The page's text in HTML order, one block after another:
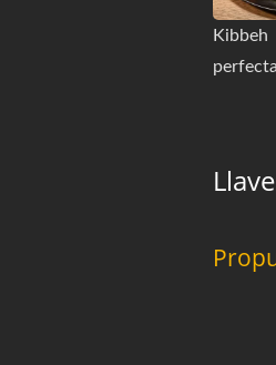
Kibbeh